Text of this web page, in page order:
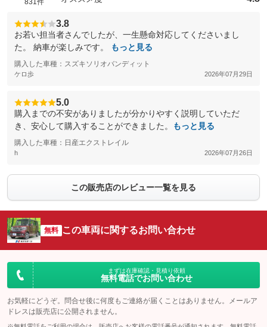
831件
3.8
お若い担当者さんでしたが、一生懸命対応してくださいまし
た。 納車が楽しみです。
もっと見る
購入した車種：スズキソリオバンディット
ケロ歩 2026年07月29日
5.0
購入までの不安がありましたが分かりやすく説明していただ
き、安心して購入することができました。
もっと見る
購入した車種：日産エクストレイル
h 2026年07月26日
この販売店のレビュー一覧を見る
無料 この車両に関するお問い合わせ
まずは在庫確認・見積り依頼
無料電話でお問い合わせ
お気軽にどうぞ。問合せ後に何度もご連絡が届くことはありません。メールア
ドレスは販売店に公開されません。